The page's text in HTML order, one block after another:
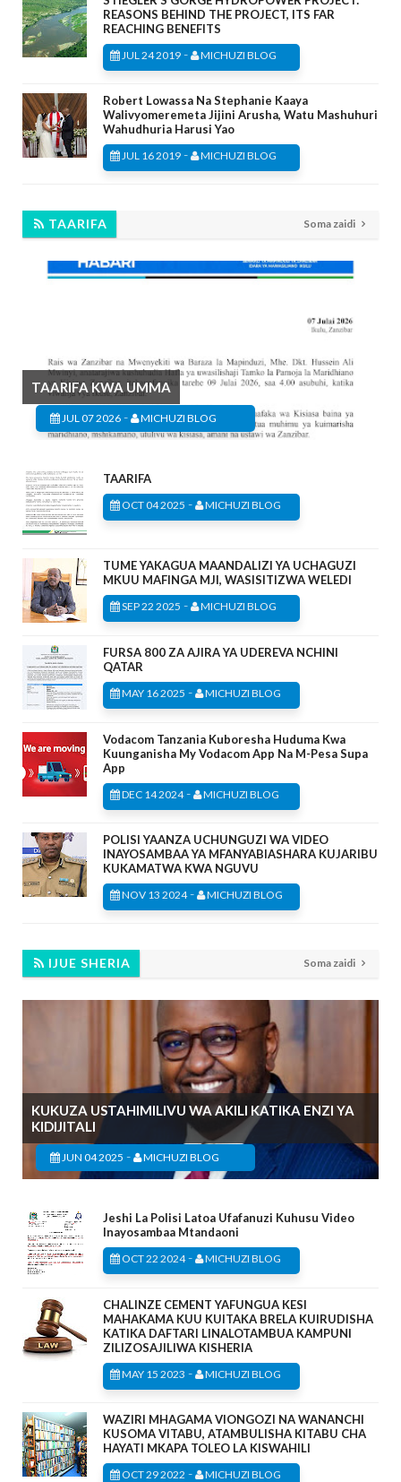
REASONS BEHIND THE PROJECT, ITS FAR
REACHING BENEFITS
JUL 24 2019 - MICHUZI BLOG
Robert Lowassa Na Stephanie Kaaya
Walivyomeremeta Jijini Arusha, Watu Mashuhuri
Wahudhuria Harusi Yao
JUL 16 2019 - MICHUZI BLOG
TAARIFA Soma zaidi
TAARIFA KWA UMMA
JUL 07 2026 - MICHUZI BLOG
TAARIFA
OCT 04 2025 - MICHUZI BLOG
TUME YAKAGUA MAANDALIZI YA UCHAGUZI
MKUU MAFINGA MJI, WASISITIZWA WELEDI
SEP 22 2025 - MICHUZI BLOG
FURSA 800 ZA AJIRA YA UDEREVA NCHINI
QATAR
MAY 16 2025 - MICHUZI BLOG
Vodacom Tanzania Kuboresha Huduma Kwa
Kuunganisha My Vodacom App Na M-Pesa Supa
App
DEC 14 2024- MICHUZI BLOG
POLISI YAANZA UCHUNGUZI WA VIDEO
INAYOSAMBAA YA MFANYABIASHARA KUJARIBU
KUKAMATWA KWA NGUVU
NOV 13 2024- MICHUZI BLOG
IJUE SHERIA Soma zaidi
KUKUZA USTAHIMILIVU WA AKILI KATIKA ENZI YA
KIDIJITALI
JUN 04 2025 - MICHUZI BLOG
Jeshi La Polisi Latoa Ufafanuzi Kuhusu Video
Inayosambaa Mtandaoni
OCT 22 2024- MICHUZI BLOG
CHALINZE CEMENT YAFUNGUA KESI
MAHAKAMA KUU KUITAKA BRELA KUIRUDISHA
KATIKA DAFTARI LINALOTAMBUA KAMPUNI
ZILIZOSAJILIWA KISHERIA
MAY 15 2023 - MICHUZI BLOG
WAZIRI MHAGAMA VIONGOZI NA WANANCHI
KUSOMA VITABU, ATAMBULISHA KITABU CHA
HAYATI MKAPA TOLEO LA KISWAHILI
OCT 29 2022 - MICHUZI BLOG